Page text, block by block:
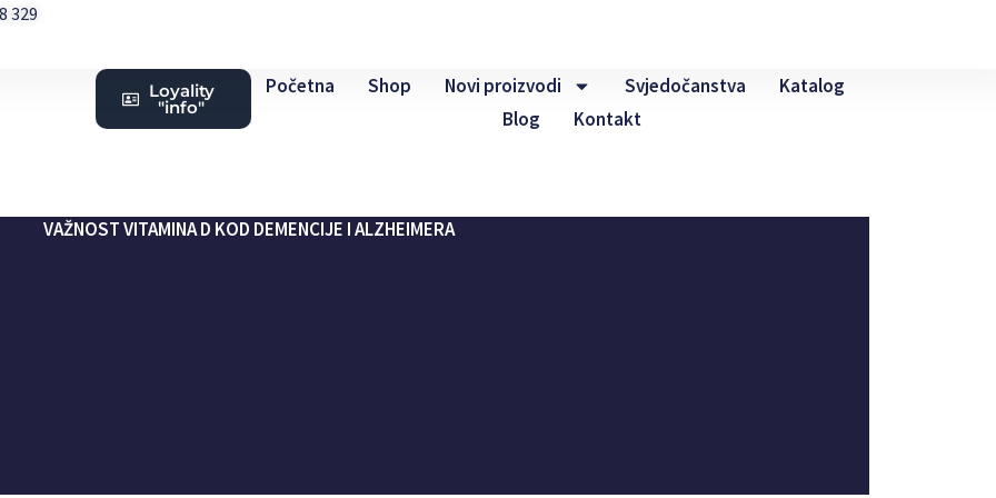
329
Loyality
"info"
Početna Shop Novi proizvodi Svjedočanstva
Katalog
Blog
Kontakt
VAŽNOST VITAMINA D KOD DEMENCIJE I ALZHEIMERA